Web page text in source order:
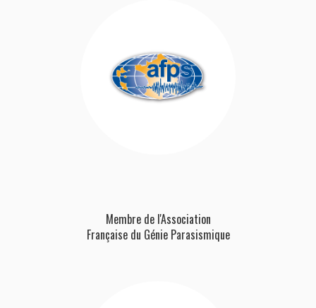
Membre de l'Association
Française du Génie Parasismique